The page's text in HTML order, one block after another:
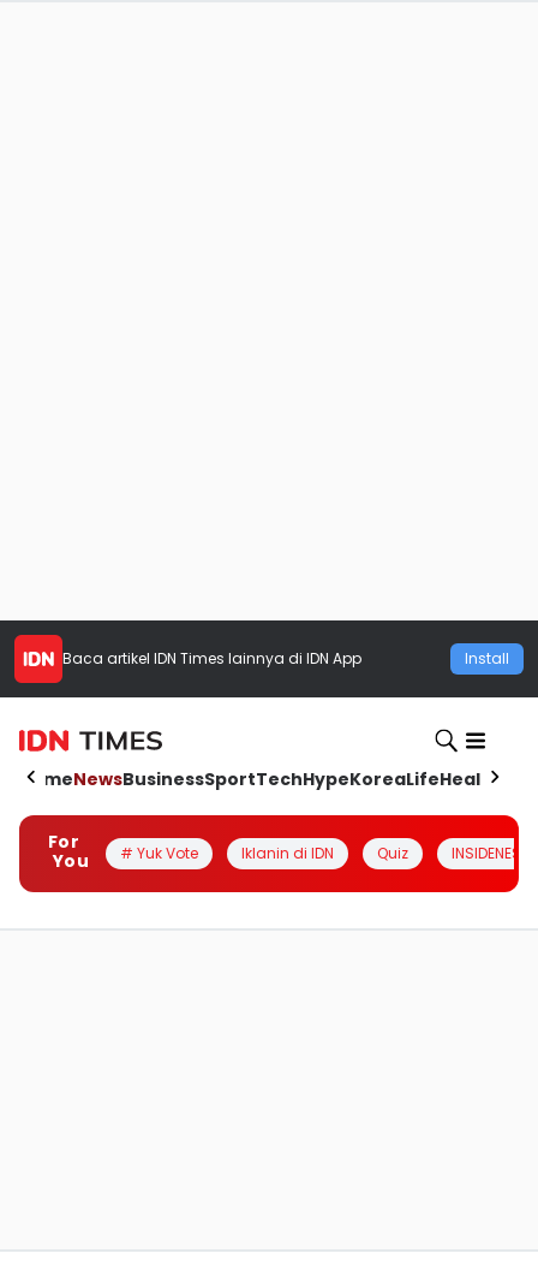
Baca artikel IDN Times lainnya di IDN App Install
HomeNewsBusinessSportTechHypeKoreaLifeHealth
For
You
# Yuk Vote Iklanin di IDN Quiz INSIDENESIA